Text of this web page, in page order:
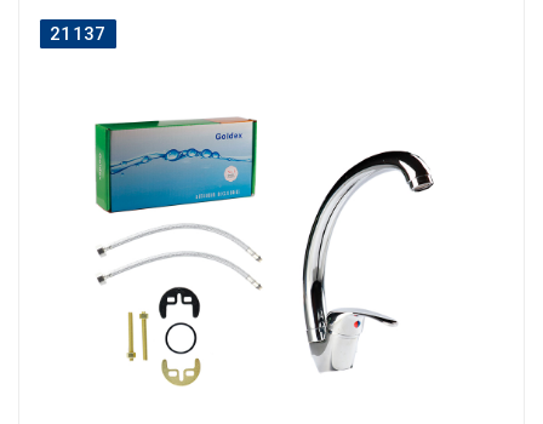
21137